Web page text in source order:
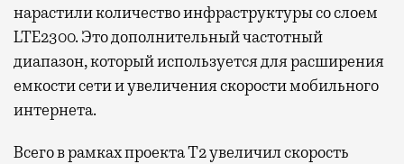
нарастили количество инфраструктуры со слоем
LTE2300. Это дополнительный частотный
диапазон, который используется для расширения
емкости сети и увеличения скорости мобильного
интернета.
Всего в рамках проекта Т2 увеличил скорость